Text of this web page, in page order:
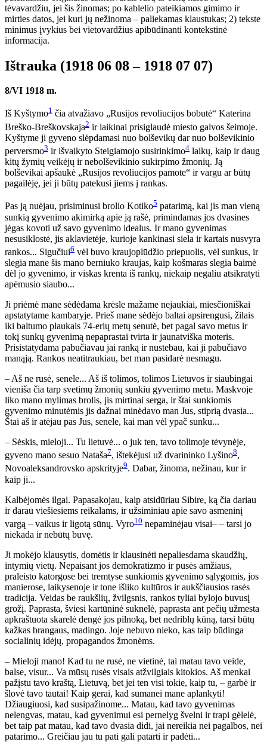
tėvavardžiu, jei šis žinomas; po kablelio pateikiamos gimimo ir
mirties datos, jei kuri jų nežinoma – paliekamas klaustukas; 2) tekste
minimus įvykius bei vietovardžius apibūdinanti kontekstinė
informacija.
Ištrauka (1918 06 08 – 1918 07 07)
8/VI 1918 m.
Iš Kyštymo1 čia atvažiavo „Rusijos revoliucijos bobutė“ Katerina
Breško-Breškovskaja2 ir laikinai prisiglaudė miesto galvos šeimoje.
Kyštyme ji gyveno slėpdamasi nuo bolševikų dar nuo bolševikinio
perversmo3 ir išvaikyto Steigiamojo susirinkimo4 laikų, kaip ir daug
kitų žymių veikėjų ir nebolševikinio sukirpimo žmonių. Ją
bolševikai apšaukė „Rusijos revoliucijos pamote“ ir vargu ar būtų
pagailėję, jei ji būtų patekusi jiems į rankas.
Pas ją nuėjau, prisiminusi brolio Kotiko5 patarimą, kai jis man vieną
sunkią gyvenimo akimirką apie ją rašė, primindamas jos dvasines
jėgas kovoti už savo gyvenimo idealus. Ir mano gyvenimas
nesusiklostė, jis aklavietėje, kurioje kankinasi siela ir kartais nusvyra
rankos... Sigučiui6 vėl buvo kraujoplūdžio priepuolis, vėl sunkus, ir
slegia mane šis mano berniuko kraujas, kaip košmaras slegia baimė
dėl jo gyvenimo, ir viskas krenta iš rankų, niekaip negaliu atsikratyti
apėmusio siaubo...
Ji priėmė mane sėdėdama krėsle mažame nejaukiai, miesčioniškai
apstatytame kambaryje. Prieš mane sėdėjo baltai apsirengusi, žilais
iki baltumo plaukais 74-erių metų senutė, bet pagal savo metus ir
tokį sunkų gyvenimą nepaprastai tvirta ir jaunatviška moteris.
Prisistatydama pabučiavau jai ranką ir nustebau, kai ji pabučiavo
manąją. Rankos neatitraukiau, bet man pasidarė nesmagu.
– Aš ne rusė, senele... Aš iš tolimos, tolimos Lietuvos ir siaubingai
vieniša čia tarp svetimų žmonių sunkiu gyvenimo metu. Maskvoje
liko mano mylimas brolis, jis mirtinai serga, ir štai sunkiomis
gyvenimo minutėmis jis dažnai minėdavo man Jus, stiprią dvasia...
Štai aš ir atėjau pas Jus, senele, kai man vėl ypač sunku...
– Sėskis, mieloji... Tu lietuvė... o juk ten, tavo tolimoje tėvynėje,
gyveno mano sesuo Nataša7, ištekėjusi už dvarininko Lyšino8,
Novoaleksandrovsko apskrityje9. Dabar, žinoma, nežinau, kur ir
kaip ji...
Kalbėjomės ilgai. Papasakojau, kaip atsidūriau Sibire, ką čia dariau
ir darau viešiesiems reikalams, ir užsiminiau apie savo asmeninį
vargą – vaikus ir ligotą sūnų. Vyro10 nepaminėjau visai– – tarsi jo
niekada ir nebūtų buvę.
Ji mokėjo klausytis, domėtis ir klausinėti nepaliesdama skaudžių,
intymių vietų. Nepaisant jos demokratizmo ir pusės amžiaus,
praleisto katorgose bei tremtyse sunkiomis gyvenimo sąlygomis, jos
manierose, laikysenoje ir tone išliko kultūros ir aukščiausios rasės
tradicija. Veidas be raukšlių, žvilgsnis, rankos tyliai bylojo buvusį
grožį. Paprasta, šviesi kartūninė suknelė, paprasta ant pečių užmesta
apkraštuota skarelė dengė jos pilnoką, bet nedriblų kūną, tarsi būtų
kažkas brangaus, madingo. Joje nebuvo nieko, kas taip būdinga
socialinių idėjų, propagandos žmonėms.
– Mieloji mano! Kad tu ne rusė, ne vietinė, tai matau tavo veide,
balse, visur... Va mūsų rusės visais atžvilgiais kitokios. Aš menkai
pažįstu tavo kraštą, Lietuvą, bet jei ten visi tokie, kaip tu, – garbė ir
šlovė tavo tautai! Kaip gerai, kad sumanei mane aplankyti!
Džiaugiuosi, kad susipažinome... Matau, kad tavo gyvenimas
nelengvas, matau, kad gyvenimui esi pernelyg švelni ir trapi gėlelė,
bet taip pat matau, kad tavo dvasia didi, jai nereikia nei pagalbos, nei
patarimo... Greičiau jau tu pati gali patarti ir padėti...